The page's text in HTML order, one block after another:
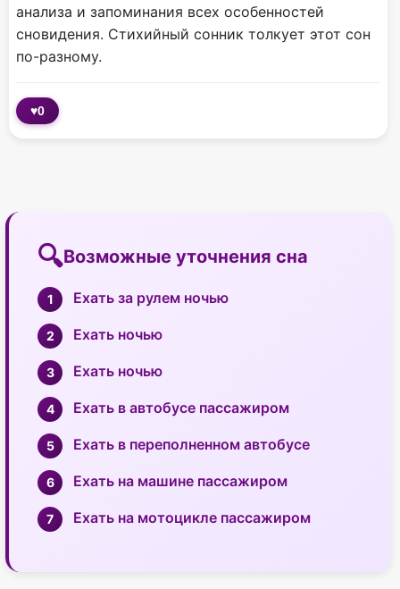
анализа и запоминания всех особенностей
сновидения. Стихийный сонник толкует этот сон
по-разному.
♥0
Возможные уточнения сна
Ехать за рулем ночью
Ехать ночью
Ехать ночью
Ехать в автобусе пассажиром
Ехать в переполненном автобусе
Ехать на машине пассажиром
Ехать на мотоцикле пассажиром